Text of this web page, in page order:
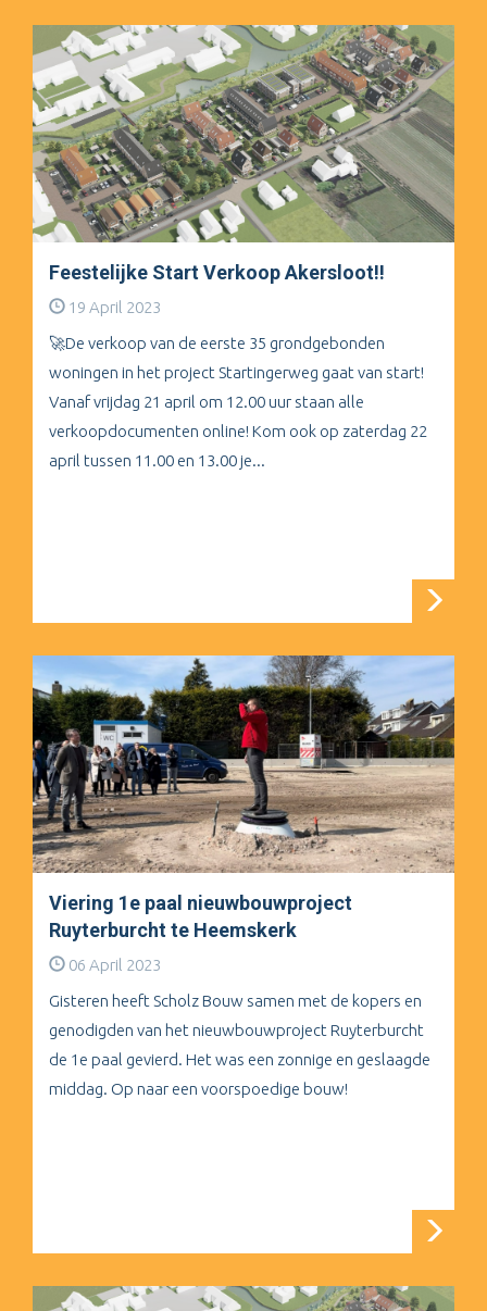
Feestelijke Start Verkoop Akersloot!!
19 April 2023
🚀De verkoop van de eerste 35 grondgebonden
woningen in het project Startingerweg gaat van start!
Vanaf vrijdag 21 april om 12.00 uur staan alle
verkoopdocumenten online! Kom ook op zaterdag 22
april tussen 11.00 en 13.00 je...
Viering 1e paal nieuwbouwproject
Ruyterburcht te Heemskerk
06 April 2023
Gisteren heeft Scholz Bouw samen met de kopers en
genodigden van het nieuwbouwproject Ruyterburcht
de 1e paal gevierd. Het was een zonnige en geslaagde
middag. Op naar een voorspoedige bouw!